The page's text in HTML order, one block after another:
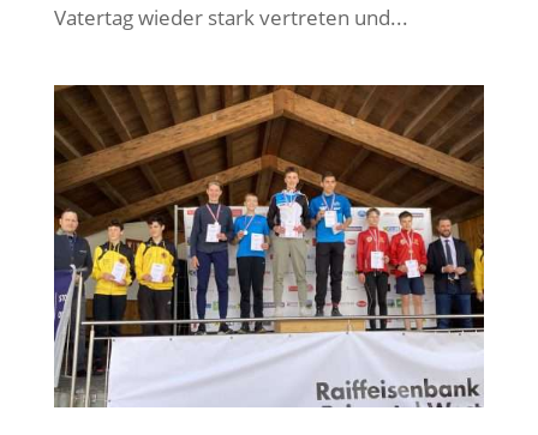
Vatertag wieder stark vertreten und...